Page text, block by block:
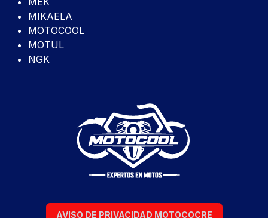
MIKAELA
MOTOCOOL
MOTUL
NGK
AVISO DE PRIVACIDAD MOTOCOCRE